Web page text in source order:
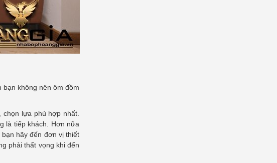
không nên ôm đồm
chọn lựa phù hợp nhất.
là tiếp khách. Hơn nữa
hãy đến đơn vị thiết
phải thất vọng khi đến